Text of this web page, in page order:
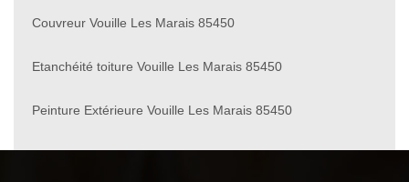
Couvreur Vouille Les Marais 85450
Etanchéité toiture Vouille Les Marais 85450
Peinture Extérieure Vouille Les Marais 85450